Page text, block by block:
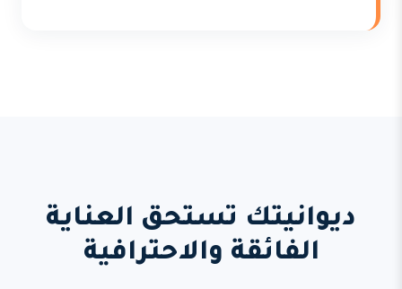
ديوانيتك تستحق العناية
الفائقة والاحترافية